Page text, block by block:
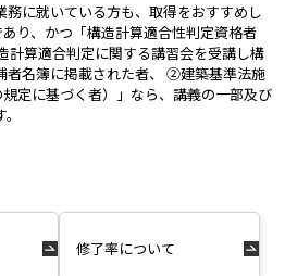
務に就いている方も、取得をおすすめし
り、かつ「構造計算適合性判定資格者
計算適合判定に関する講習会を受講し構
者名簿に掲載された者、 ②建築基準法施
定に基づく者）」なら、講義の一部及び
修了率について